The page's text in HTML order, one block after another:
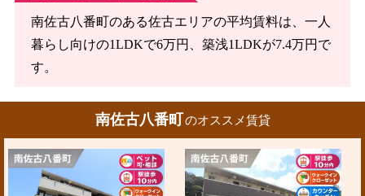
南佐古八番町のある佐古エリアの平均賃料は、一人
暮らし向けの1LDKで6万円、築浅1LDKが7.4万円で
す。
南佐古八番町のオススメ賃貸